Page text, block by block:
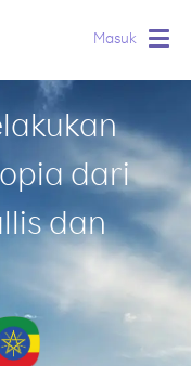
Masuk
dari
dan